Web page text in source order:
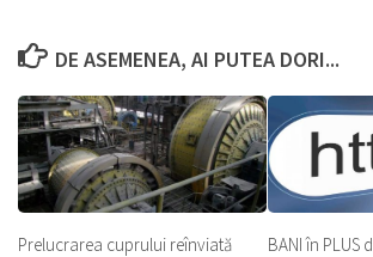
DE ASEMENEA, AI PUTEA DORI...
Prelucrarea cuprului reînviată
BANI în PLUS